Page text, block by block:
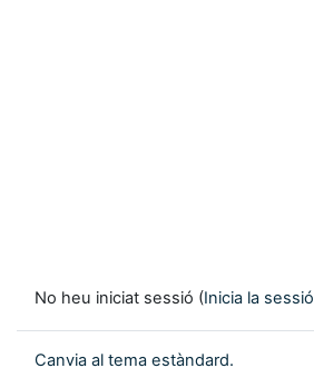
No heu iniciat sessió (Inicia la sessió
Canvia al tema estàndard.